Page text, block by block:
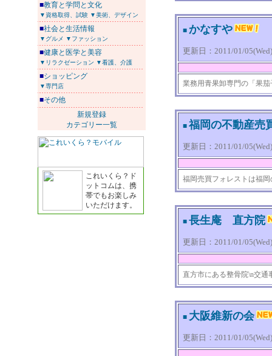
■教育と学問と文化
▼資格取得、試験 ▼美術、デザイン
■社会と生活情報
▼グルメ ▼ファッション
■健康と医学と美容
▼リラクゼーション ▼看護、介護
■ショッピング
▼専門店
■その他
新規登録
カテゴリー一覧
これいくら？ド
ットコムは、携
帯でもお楽しみ
いただけます。
■ かなすや
更新日：2011/01/
業務用青果卸専門の「果
■ 福岡の不動産売
更新日：2011/01/
福岡売買フォレストは福
■ 長生庵 直方院
更新日：2011/01/
直方市にある整骨院\n交
■ 大阪維新の会
更新日：2011/01/